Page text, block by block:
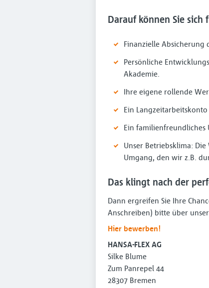
Darauf können Sie sich
Finanzielle
Persönliche
Akademie.
Ihre eigene rollende
Ein
Ein familienfreundliches
Unser Betriebsklima:
Umgang, den wir z.B.
Das klingt nach der
Dann ergreifen Sie Ihre
Anschreiben) bitte über
Hier bewerben!
HANSA-FLEX AG
Silke Blume
Zum Panrepel 44
28307 Bremen